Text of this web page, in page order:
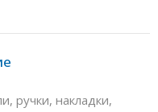
ручки, накладки,